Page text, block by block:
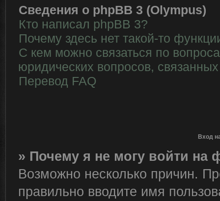
Сведения о phpBB 3 (Olympus)
Кто написал phpBB 3?
Почему здесь нет такой-то
С кем можно связаться по
юридических вопросов,
Перевод FAQ
Вход
» Почему я не могу войти на
Возможно несколько причин.
правильно вводите имя